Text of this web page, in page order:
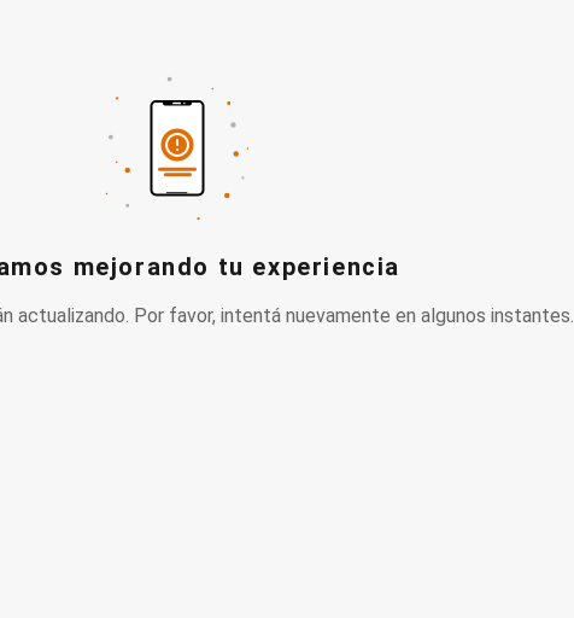
mejorando tu experiencia
actualizando. Por favor, intentá nuevamente en algunos instantes.